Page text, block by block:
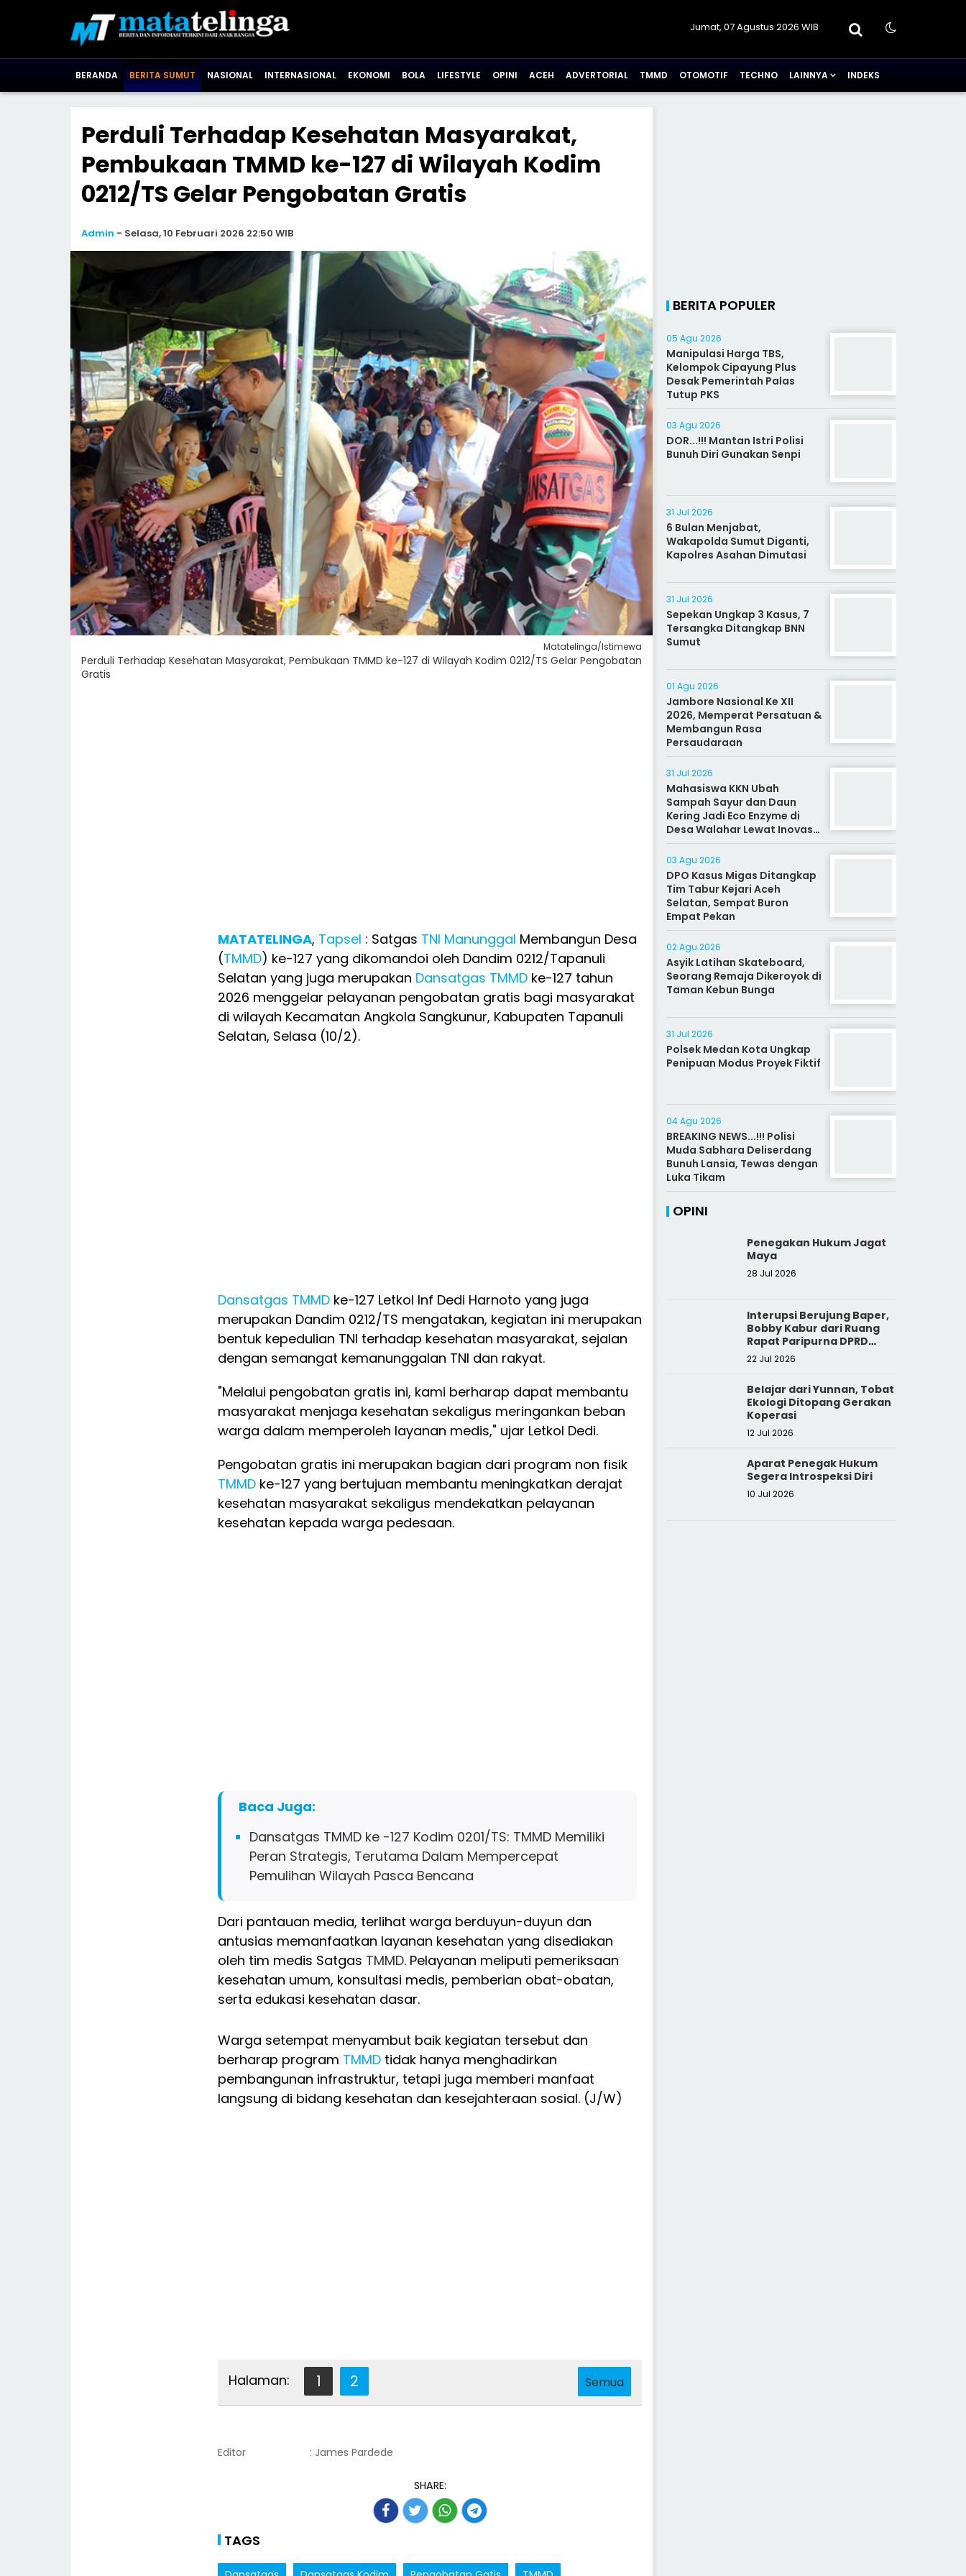
Jumat, 07 Agustus 2026 WIB
BERANDA BERITA SUMUT NASIONAL INTERNASIONAL EKONOMI BOLA LIFESTYLE OPINI ACEH ADVERTORIAL TMMD OTOMOTIF TECHNO LAINNYA INDEKS
Perduli Terhadap Kesehatan Masyarakat,
Pembukaan TMMD ke-127 di Wilayah Kodim
0212/TS Gelar Pengobatan Gratis
Admin - Selasa, 10 Februari 2026 22:50 WIB
Matatelinga/Istimewa
Perduli Terhadap Kesehatan Masyarakat, Pembukaan TMMD ke-127 di Wilayah Kodim 0212/TS Gelar Pengobatan
Gratis
MATATELINGA, Tapsel : Satgas TNI Manunggal Membangun Desa
(TMMD) ke-127 yang dikomandoi oleh Dandim 0212/Tapanuli
Selatan yang juga merupakan Dansatgas TMMD ke-127 tahun
2026 menggelar pelayanan pengobatan gratis bagi masyarakat
di wilayah Kecamatan Angkola Sangkunur, Kabupaten Tapanuli
Selatan, Selasa (10/2).
Dansatgas TMMD ke-127 Letkol Inf Dedi Harnoto yang juga
merupakan Dandim 0212/TS mengatakan, kegiatan ini merupakan
bentuk kepedulian TNI terhadap kesehatan masyarakat, sejalan
dengan semangat kemanunggalan TNI dan rakyat.
"Melalui pengobatan gratis ini, kami berharap dapat membantu
masyarakat menjaga kesehatan sekaligus meringankan beban
warga dalam memperoleh layanan medis," ujar Letkol Dedi.
Pengobatan gratis ini merupakan bagian dari program non fisik
TMMD ke-127 yang bertujuan membantu meningkatkan derajat
kesehatan masyarakat sekaligus mendekatkan pelayanan
kesehatan kepada warga pedesaan.
Baca Juga:
Dansatgas TMMD ke -127 Kodim 0201/TS: TMMD Memiliki
Peran Strategis, Terutama Dalam Mempercepat
Pemulihan Wilayah Pasca Bencana
Dari pantauan media, terlihat warga berduyun-duyun dan
antusias memanfaatkan layanan kesehatan yang disediakan
oleh tim medis Satgas TMMD. Pelayanan meliputi pemeriksaan
kesehatan umum, konsultasi medis, pemberian obat-obatan,
serta edukasi kesehatan dasar.
Warga setempat menyambut baik kegiatan tersebut dan
berharap program TMMD tidak hanya menghadirkan
pembangunan infrastruktur, tetapi juga memberi manfaat
langsung di bidang kesehatan dan kesejahteraan sosial. (J/W)
Halaman: 1 2 Semua
Editor : James Pardede
SHARE:
TAGS
BERITA POPULER
05 Agu 2026
Manipulasi Harga TBS,
Kelompok Cipayung Plus
Desak Pemerintah Palas
Tutup PKS
03 Agu 2026
DOR...!!! Mantan Istri Polisi
Bunuh Diri Gunakan Senpi
31 Jul 2026
6 Bulan Menjabat,
Wakapolda Sumut Diganti,
Kapolres Asahan Dimutasi
31 Jul 2026
Sepekan Ungkap 3 Kasus, 7
Tersangka Ditangkap BNN
Sumut
01 Agu 2026
Jambore Nasional Ke XII
2026, Memperat Persatuan &
Membangun Rasa
Persaudaraan
31 Jul 2026
Mahasiswa KKN Ubah
Sampah Sayur dan Daun
Kering Jadi Eco Enzyme di
Desa Walahar Lewat Inovasi
Alat Kreatif
03 Agu 2026
DPO Kasus Migas Ditangkap
Tim Tabur Kejari Aceh
Selatan, Sempat Buron
Empat Pekan
02 Agu 2026
Asyik Latihan Skateboard,
Seorang Remaja Dikeroyok di
Taman Kebun Bunga
31 Jul 2026
Polsek Medan Kota Ungkap
Penipuan Modus Proyek Fiktif
04 Agu 2026
BREAKING NEWS...!!! Polisi
Muda Sabhara Deliserdang
Bunuh Lansia, Tewas dengan
Luka Tikam
OPINI
Penegakan Hukum Jagat
Maya
28 Jul 2026
Interupsi Berujung Baper,
Bobby Kabur dari Ruang
Rapat Paripurna DPRD
Sumut
22 Jul 2026
Belajar dari Yunnan, Tobat
Ekologi Ditopang Gerakan
Koperasi
12 Jul 2026
Aparat Penegak Hukum
Segera Introspeksi Diri
10 Jul 2026